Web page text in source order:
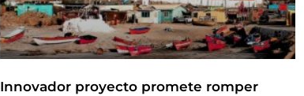
Innovador proyecto promete romper